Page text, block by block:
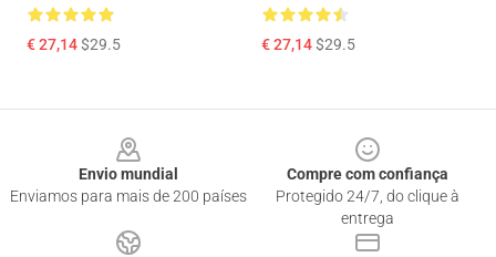
€ 27,14$29.5 € 27,14$29.5
Envio mundial
Enviamos para mais de 200 países
Compre com confiança
Protegido 24/7, do clique à
entrega